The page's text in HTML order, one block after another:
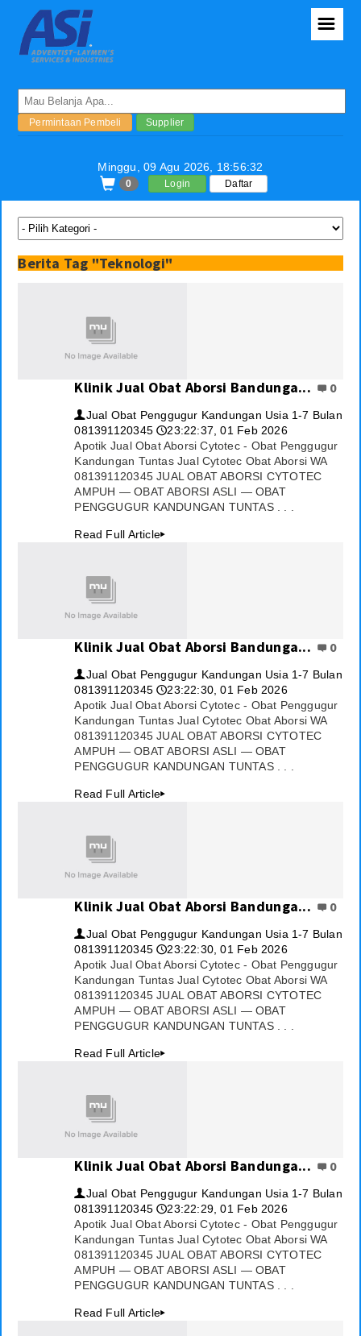
Conference
Toko/Anggota
Semua Produk
Tracking Orders
Testimoni
Internasional
Berita Foto
Download
☰
Permintaan Pembeli Supplier
Minggu, 09 Agu 2026, 18:56:33
0 Login Daftar
Berita Tag "Teknologi"
Klinik Jual Obat Aborsi Bandunga... 0
👤Jual Obat Penggugur Kandungan Usia 1-7 Bulan
081391120345 🕔23:22:37, 01 Feb 2026
Apotik Jual Obat Aborsi Cytotec - Obat Penggugur
Kandungan Tuntas Jual Cytotec Obat Aborsi WA
081391120345 JUAL OBAT ABORSI CYTOTEC
AMPUH — OBAT ABORSI ASLI — OBAT
PENGGUGUR KANDUNGAN TUNTAS . . .
Read Full Article▸
Klinik Jual Obat Aborsi Bandunga... 0
👤Jual Obat Penggugur Kandungan Usia 1-7 Bulan
081391120345 🕔23:22:30, 01 Feb 2026
Apotik Jual Obat Aborsi Cytotec - Obat Penggugur
Kandungan Tuntas Jual Cytotec Obat Aborsi WA
081391120345 JUAL OBAT ABORSI CYTOTEC
AMPUH — OBAT ABORSI ASLI — OBAT
PENGGUGUR KANDUNGAN TUNTAS . . .
Read Full Article▸
Klinik Jual Obat Aborsi Bandunga... 0
👤Jual Obat Penggugur Kandungan Usia 1-7 Bulan
081391120345 🕔23:22:30, 01 Feb 2026
Apotik Jual Obat Aborsi Cytotec - Obat Penggugur
Kandungan Tuntas Jual Cytotec Obat Aborsi WA
081391120345 JUAL OBAT ABORSI CYTOTEC
AMPUH — OBAT ABORSI ASLI — OBAT
PENGGUGUR KANDUNGAN TUNTAS . . .
Read Full Article▸
Klinik Jual Obat Aborsi Bandunga... 0
👤Jual Obat Penggugur Kandungan Usia 1-7 Bulan
081391120345 🕔23:22:29, 01 Feb 2026
Apotik Jual Obat Aborsi Cytotec - Obat Penggugur
Kandungan Tuntas Jual Cytotec Obat Aborsi WA
081391120345 JUAL OBAT ABORSI CYTOTEC
AMPUH — OBAT ABORSI ASLI — OBAT
PENGGUGUR KANDUNGAN TUNTAS . . .
Read Full Article▸